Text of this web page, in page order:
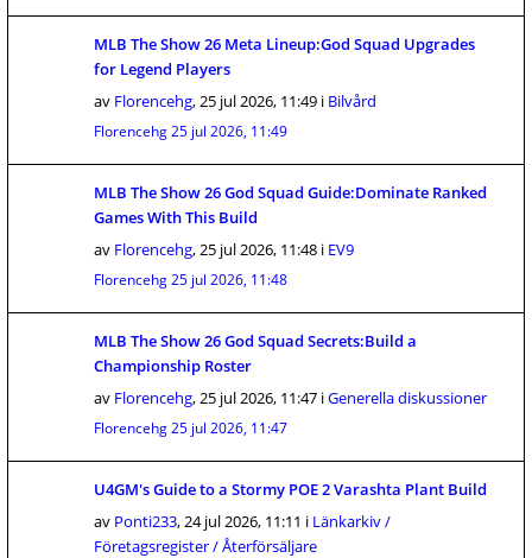
MLB The Show 26 Meta Lineup:God Squad Upgrades
for Legend Players
av Florencehg,25 jul 2026, 11:49 i Bilvård
Florencehg25 jul 2026, 11:49
MLB The Show 26 God Squad Guide:Dominate Ranked
Games With This Build
av Florencehg,25 jul 2026, 11:48 i EV9
Florencehg25 jul 2026, 11:48
MLB The Show 26 God Squad Secrets:Build a
Championship Roster
av Florencehg,25 jul 2026, 11:47 iGenerella diskussioner
Florencehg25 jul 2026, 11:47
U4GM's Guide to a Stormy POE 2 Varashta Plant Build
av Ponti233,24 jul 2026, 11:11 i Länkarkiv /
Företagsregister / Återförsäljare